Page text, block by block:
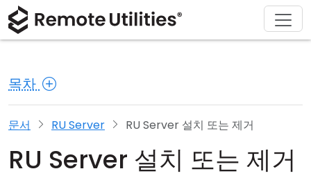
목차
문서 RU Server RU Server 설치 또는 제거
RU Server 설치 또는 제거
제품
보안
스크린샷
릴리즈 노트
솔루션
제조 및 소매업
헬스케어
교육 및 정부
다운로드
macOS
Linux
iOS/Android
구매
라이선스 어시스턴트
라이선스 업그레이드
지원
문서
지식 기반
회사 소개
보도 자료실
리뷰 작성하기